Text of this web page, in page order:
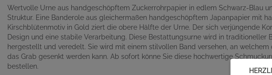
Wertvolle Urne aus handgeschöpftem Zuckerrohrpapier in edlem Schwarz-Blau
Struktur. Eine Banderole aus gleichermaßen handgeschöpftem Japanpapier mit
Kirschblütenmotiv in Gold ziert die obere Hälfte der Urne. Der sich verjüngende
Design und eine stabile Verarbeitung. Diese Bestattungsurne wird in traditioneller
hergestellt und veredelt. Sie wird mit einem stilvollen Band versehen, an welchem
das Grab gesenkt werden kann. Ab sofort könne Sie diese hochwertige
bestellen.